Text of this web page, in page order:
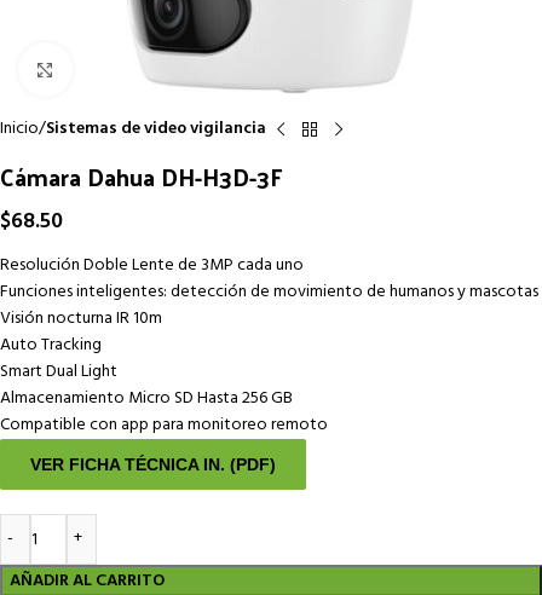
Inicio Sistemas de video vigilancia
Cámara Dahua DH-H3D-3F
$68.50
Resolución Doble Lente de 3MP cada uno
Funciones inteligentes: detección de movimiento de humanos y mascotas
Visión nocturna IR 10m
Auto Tracking
Smart Dual Light
Almacenamiento Micro SD Hasta 256 GB
Compatible con app para monitoreo remoto
VER FICHA TÉCNICA IN. (PDF)
AÑADIR AL CARRITO